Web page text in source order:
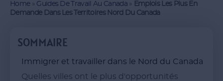
Home» Guides De Travail Au Canada» Emplois Les Plus En
Demande Dans Les Territoires Nord Du Canada
SOMMAIRE
Immigrer et travailler dans le Nord du Canada
Quelles villes ont le plus d'opportunités